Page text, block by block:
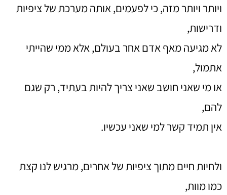
ויותר ויותר מזה, כי לפעמים, אותה מערכת של ציפיות
ודרישות,
לא מגיעה מאף אדם אחר בעולם, אלא ממי שהייתי
אתמול,
או מי שאני חושב שאני צריך להיות בעתיד, רק שגם
להם,
אין תמיד קשר למי שאני עכשיו.
ולחיות חיים מתוך ציפיות של אחרים, מרגיש לנו קצת
כמו מוות,